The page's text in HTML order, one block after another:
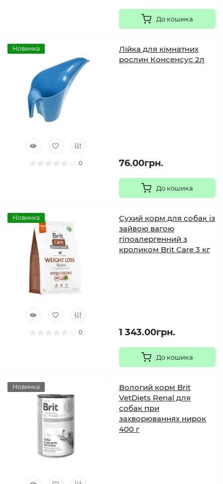
До кошика
Новинка
0
Лійка для кімнатних
рослин Консенсус 2л
76.00грн.
До кошика
Новинка
0
Сухий корм для собак із
зайвою вагою
гіпоалергенний з
кроликом Brit Care 3 кг
1 343.00грн.
До кошика
Новинка
Вологий корм Brit
VetDiets Renal для
собак при
захворюваннях нирок
400 г